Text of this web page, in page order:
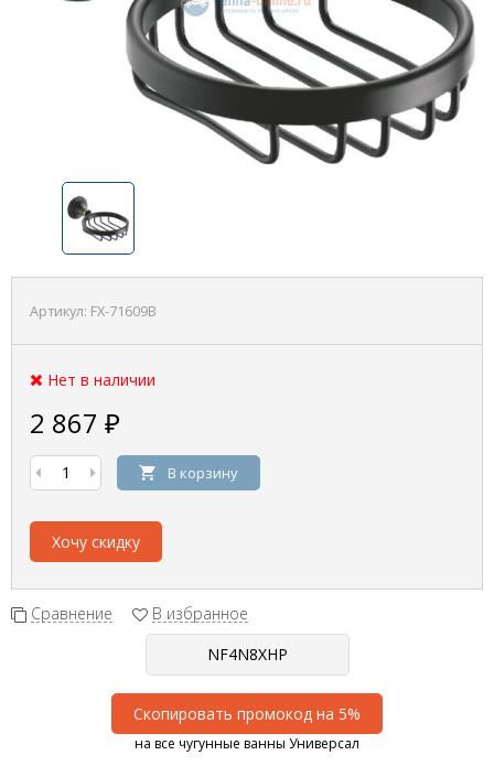
Артикул: FX-71609B
Нет в наличии
2 867 ₽
В корзину
Хочу скидку
Сравнение В избранное
Скопировать промокод на 5%
на все чугунные ванны Универсал